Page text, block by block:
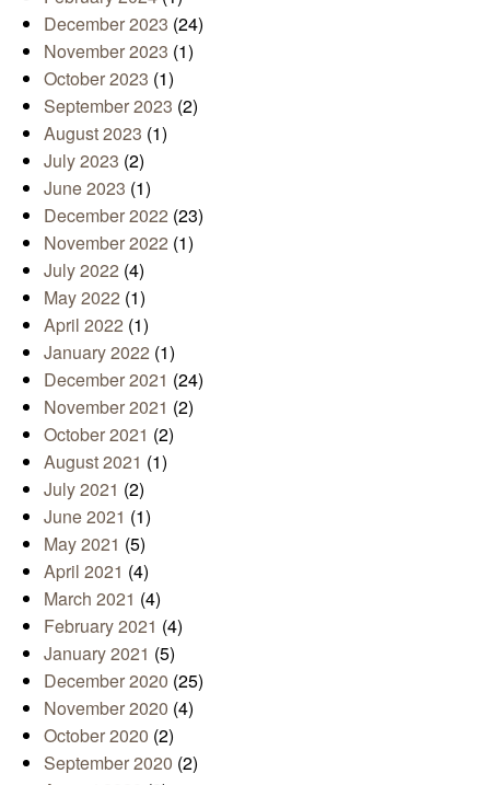
December 2023 (24)
November 2023 (1)
October 2023 (1)
September 2023 (2)
August 2023 (1)
July 2023 (2)
June 2023 (1)
December 2022 (23)
November 2022 (1)
July 2022 (4)
May 2022 (1)
April 2022 (1)
January 2022 (1)
December 2021 (24)
November 2021 (2)
October 2021 (2)
August 2021 (1)
July 2021 (2)
June 2021 (1)
May 2021 (5)
April 2021 (4)
March 2021 (4)
February 2021 (4)
January 2021 (5)
December 2020 (25)
November 2020 (4)
October 2020 (2)
September 2020 (2)